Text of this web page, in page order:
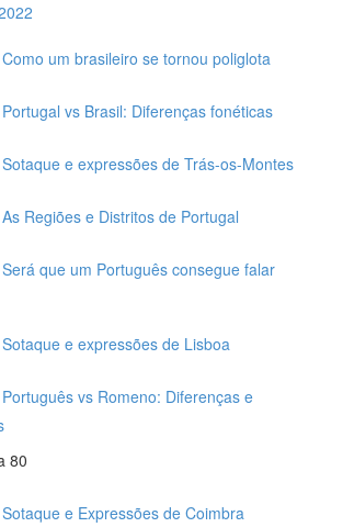
um brasileiro se tornou poliglota
vs Brasil: Diferenças fonéticas
e expressões de Trás-os-Montes
Regiões e Distritos de Portugal
que um Português consegue falar
e expressões de Lisboa
vs Romeno: Diferenças e
80
e Expressões de Coimbra